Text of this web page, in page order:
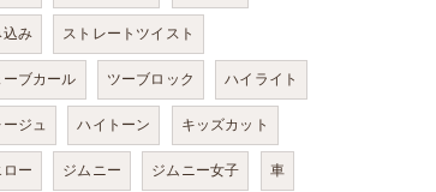
込み ストレートツイスト
ーブカール ツーブロック ハイライト
ージュ ハイトーン キッズカット
ロー ジムニー ジムニー女子 車